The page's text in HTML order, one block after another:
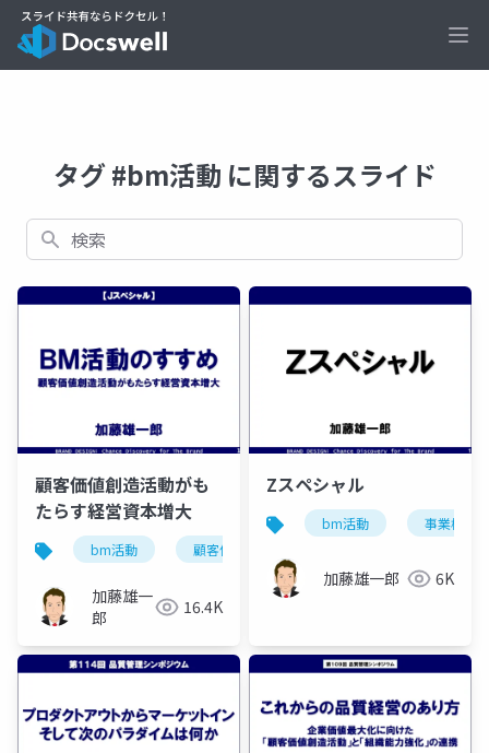
タグ #bm活動 に関するスライド
検索
顧客価値創造活動がも
たらす経営資本増大
bm活動 顧客価値創造活動
加藤雄一
郎
16.4K
Zスペシャル
bm活動 事業構想
加藤雄一郎 6K